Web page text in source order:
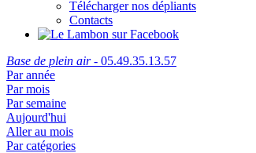
Télécharger nos dépliants
Contacts
Base de plein air- 05.49.35.13.57
Par année
Par mois
Par semaine
Aujourd'hui
Aller au mois
Par catégories